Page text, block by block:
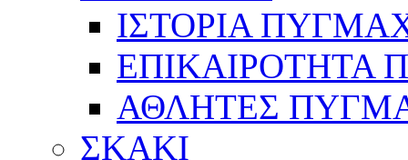
ΙΣΤΟΡΙΑ
ΕΠΙΚΑΙΡΟΤΗΤΑ
ΑΘΛΗΤΕΣ
ΣΚΑΚΙ